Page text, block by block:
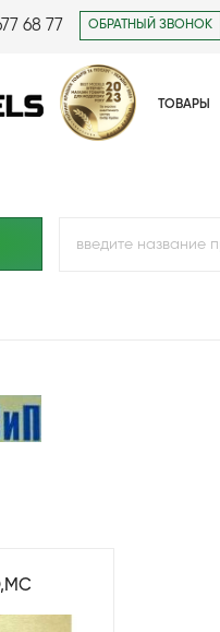
68 77 ОБРАТНЫЙ ЗВОНОК
ТОВАРЫ